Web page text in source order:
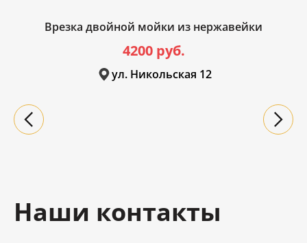
Врезка двойной мойки из нержавейки
4200 руб.
ул. Никольская 12
Наши контакты